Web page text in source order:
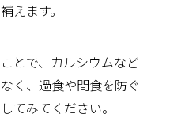
えます。
とで、カルシウムなど
く、過食や間食を防ぐ
てみてください。